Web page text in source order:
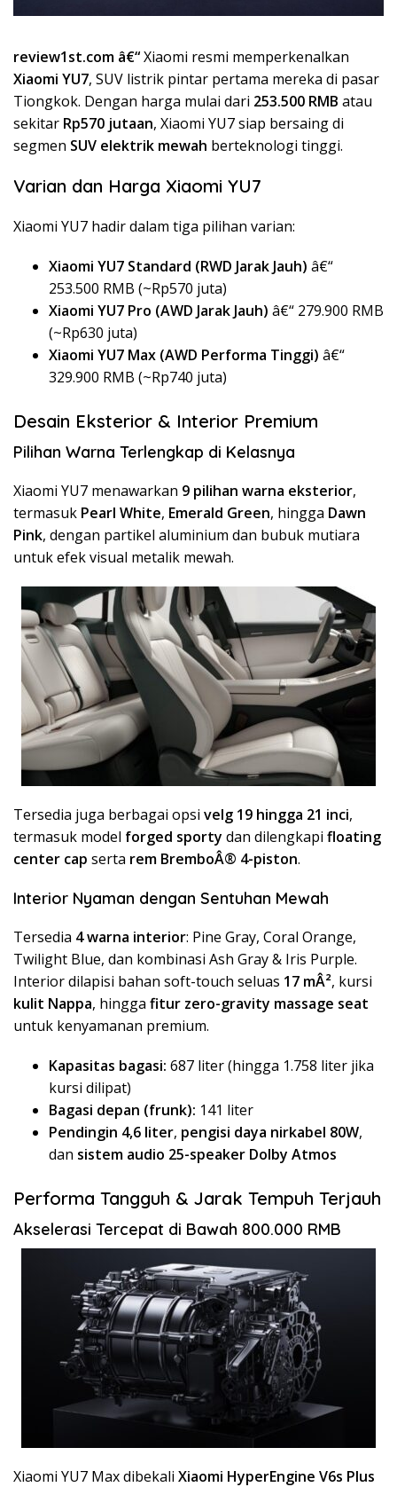
review1st.com â€“Xiaomi resmi memperkenalkan
Xiaomi YU7, SUV listrik pintar pertama mereka di pasar
Tiongkok. Dengan harga mulai dari 253.500 RMB atau
sekitar Rp570 jutaan, Xiaomi YU7 siap bersaing di
segmen SUV elektrik mewah berteknologi tinggi.
Varian dan Harga Xiaomi YU7
Xiaomi YU7 hadir dalam tiga pilihan varian:
Xiaomi YU7 Standard (RWD Jarak Jauh) â€“
253.500 RMB (~Rp570 juta)
Xiaomi YU7 Pro (AWD Jarak Jauh) â€“ 279.900 RMB
(~Rp630 juta)
Xiaomi YU7 Max (AWD Performa Tinggi) â€“
329.900 RMB (~Rp740 juta)
Desain Eksterior & Interior Premium
Pilihan Warna Terlengkap di Kelasnya
Xiaomi YU7 menawarkan 9 pilihan warna eksterior,
termasuk Pearl White, Emerald Green, hingga Dawn
Pink, dengan partikel aluminium dan bubuk mutiara
untuk efek visual metalik mewah.
Tersedia juga berbagai opsi velg 19 hingga 21 inci,
termasuk model forged sporty dan dilengkapi floating
center cap serta rem BremboÂ® 4-piston.
Interior Nyaman dengan Sentuhan Mewah
Tersedia 4 warna interior: Pine Gray, Coral Orange,
Twilight Blue, dan kombinasi Ash Gray & Iris Purple.
Interior dilapisi bahan soft-touch seluas 17 mÂ², kursi
kulit Nappa, hingga fitur zero-gravity massage seat
untuk kenyamanan premium.
Kapasitas bagasi: 687 liter (hingga 1.758 liter jika
kursi dilipat)
Bagasi depan (frunk): 141 liter
Pendingin 4,6 liter, pengisi daya nirkabel 80W,
dan sistem audio 25-speaker Dolby Atmos
Performa Tangguh & Jarak Tempuh Terjauh
Akselerasi Tercepat di Bawah 800.000 RMB
Xiaomi YU7 Max dibekali Xiaomi HyperEngine V6s Plus